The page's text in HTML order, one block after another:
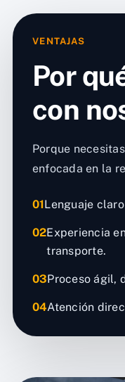
VENTAJAS
Por
con
Porque
enfocada en la
01Lenguaje
02Experiencia
transporte.
03Proceso ágil,
04Atención